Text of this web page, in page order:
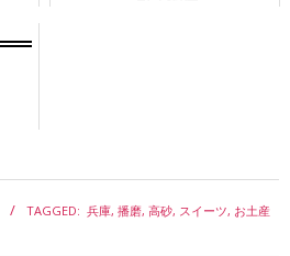
TAGGED: 兵庫, 播磨, 高砂, スイーツ, お土産